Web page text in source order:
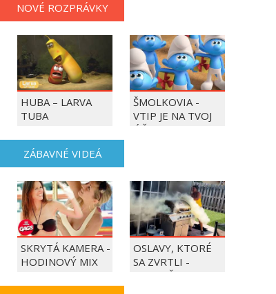
NOVÉ ROZPRÁVKY
HUBA – LARVA
TUBA
ŠMOLKOVIA -
VTIP JE NA TVOJ
ÚČET
ZÁBAVNÉ VIDEÁ
SKRYTÁ KAMERA -
HODINOVÝ MIX
OSLAVY, KTORÉ
SA ZVRTLI -
NAJLEPŠIE